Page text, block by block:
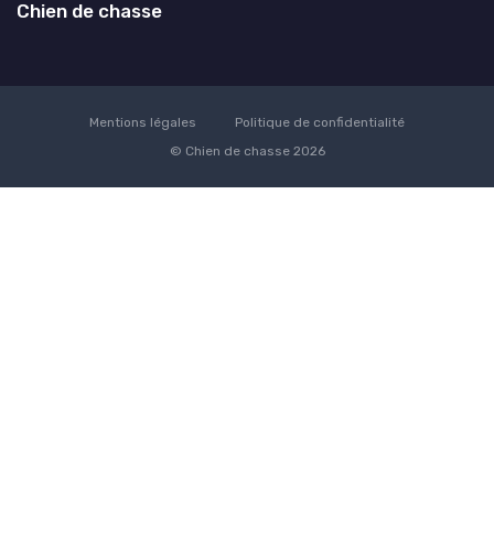
Chien de chasse
Mentions légales
Politique de confidentialité
© Chien de chasse 2026